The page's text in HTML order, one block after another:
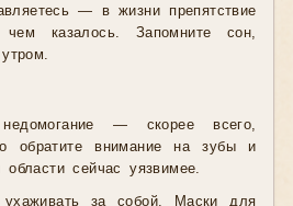
— в жизни препятствие
казалось. Запомните сон,
недомогание — скорее всего,
обратите внимание на зубы и
сейчас уязвимее.
за собой. Маски для